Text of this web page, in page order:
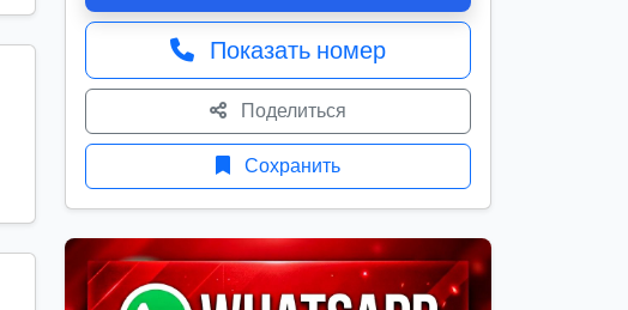
Показать номер
Поделиться
Сохранить